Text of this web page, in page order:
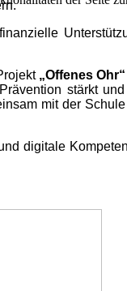
„Offenes Ohr“
stärkt
mit der
digitale